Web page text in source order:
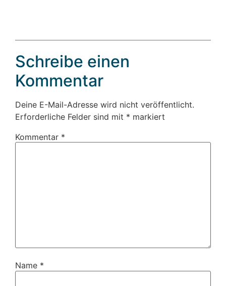
Schreibe einen
Kommentar
Deine E-Mail-Adresse wird nicht veröffentlicht.
Erforderliche Felder sind mit * markiert
Kommentar *
Name *